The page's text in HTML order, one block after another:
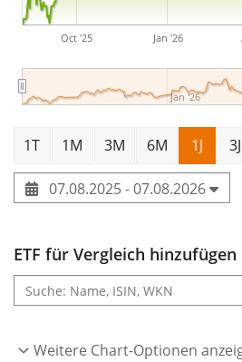
Oct '25 Jan '26
Jan '26
1T 1M 3M 6M 1J 3J
07.08.2025 - 07.08.2026
ETF für Vergleich hinzufügen
Weitere Chart-Optionen